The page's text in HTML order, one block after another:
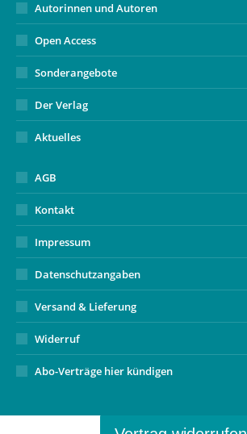
Autorinnen und Autoren
Open Access
Sonderangebote
Der Verlag
Aktuelles
AGB
Kontakt
Impressum
Datenschutzangaben
Versand & Lieferung
Widerruf
Abo-Verträge hier kündigen